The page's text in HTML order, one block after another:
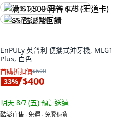
满 $1,500 再省 $75 (王道卡)
$5 酷澎幣回饋
EnPULy 英普利 便攜式沖牙機, MLG1
Plus, 白色
首購折扣價$600
33% $400
明天 8/7 (五) 預計送達
酷澎直售 ∙ 免運 ∙ 免費退貨